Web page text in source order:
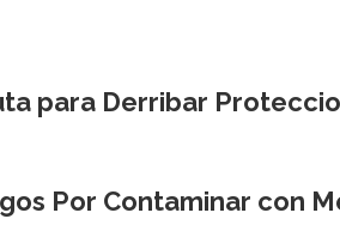
para Derribar
Por Contaminar con